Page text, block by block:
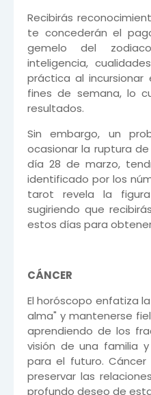
Recibirás
te concederán el
gemelo del
inteligencia,
práctica al incursionar
fines de semana, lo
resultados.
Sin embargo, un
ocasionar la ruptura
día 28 de marzo,
identificado por los
tarot revela la
sugiriendo que
estos días para
CÁNCER
El horóscopo enfatiza
alma" y mantenerse
aprendiendo de los
visión de una familia
para el futuro.
preservar las
profundo deseo de